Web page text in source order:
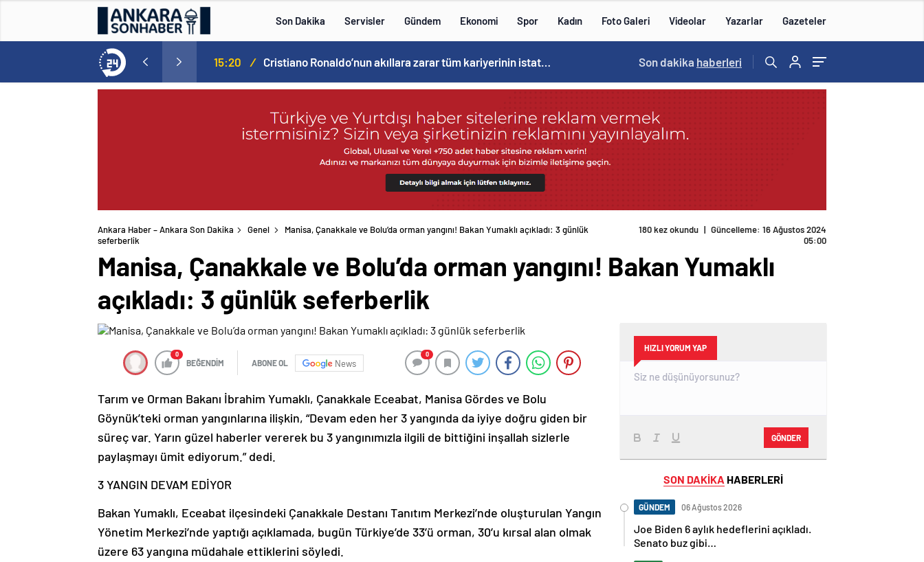
Son Dakika Servisler Gündem Ekonomi Spor Kadın Foto Galeri Videolar Yazarlar Gazeteler
Norweç silahlı kuvvetleri kadınlardan oluşan özel kuvvetler eğitimlerini başlattı. 15:20 / Cristiano Ronaldo’nun akıllara zarar tüm kariyerinin istatistiğini çıkardık ! 14:57 /
Son dakika haberleri
Ankara Haber – Ankara Son Dakika Genel
Manisa, Çanakkale ve Bolu’da orman yangını! Bakan Yumaklı açıkladı: 3 günlük
seferberlik
180 kez okundu | Güncelleme: 16 Ağustos 2024
05:00
Manisa, Çanakkale ve Bolu’da orman yangını! Bakan Yumaklı
açıkladı: 3 günlük seferberlik
0
BEĞENDİM ABONE OL News
0
Tarım ve Orman Bakanı İbrahim Yumaklı, Çanakkale Eceabat, Manisa Gördes ve Bolu
Göynük’teki orman yangınlarına ilişkin, “Devam eden her 3 yangında da iyiye doğru giden bir
süreç var. Yarın güzel haberler vererek bu 3 yangınımızla ilgili de bittiğini inşallah sizlerle
paylaşmayı ümit ediyorum.” dedi.
3 YANGIN DEVAM EDİYOR
Bakan Yumaklı, Eceabat ilçesindeki Çanakkale Destanı Tanıtım Merkezi’nde oluşturulan Yangın
Yönetim Merkezi’nde yaptığı açıklamada, bugün Türkiye’de 33’ü orman, 30’u kırsal alan olmak
üzere 63 yangına müdahale ettiklerini söyledi.
HIZLI YORUM YAP
GÖNDER
SON DAKİKA HABERLERİ
GÜNDEM 06 Ağustos 2026
Joe Biden 6 aylık hedeflerini açıkladı.
Senato buz gibi…